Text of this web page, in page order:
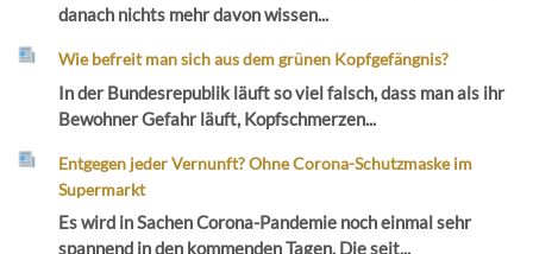
danach nichts mehr davon wissen...
Wie befreit man sich aus dem grünen Kopfgefängnis?
In der Bundesrepublik läuft so viel falsch, dass man als ihr
Bewohner Gefahr läuft, Kopfschmerzen...
Entgegen jeder Vernunft? Ohne Corona-Schutzmaske im
Supermarkt
Es wird in Sachen Corona-Pandemie noch einmal sehr
spannend in den kommenden Tagen. Die seit...